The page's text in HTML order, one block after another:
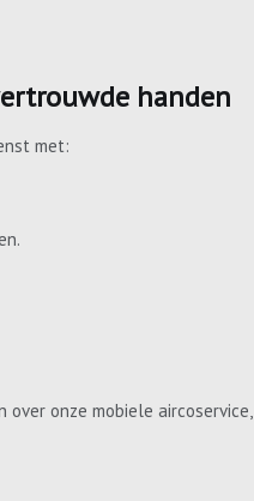
handen
met:
onze mobiele